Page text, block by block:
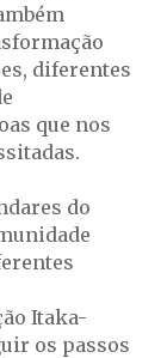
diferentes
que nos
do
Itaka-
os passos